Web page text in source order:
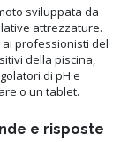
sviluppata da
attrezzature.
professionisti del
della piscina,
di pH e
o un tablet.
e risposte